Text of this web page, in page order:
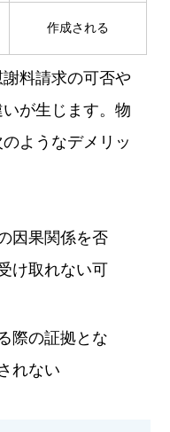
作成される
料請求の可否や
が生じます。物
ようなデメリッ
因果関係を否
け取れない可
際の証拠とな
れない